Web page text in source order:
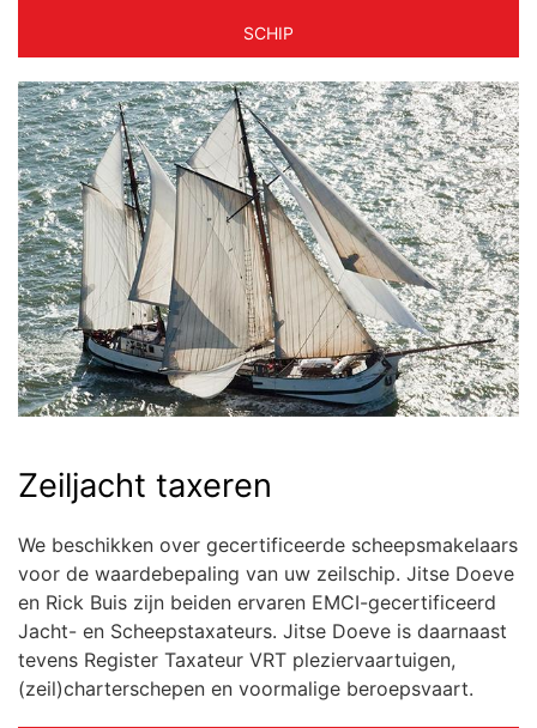
SCHIP
Zeiljacht taxeren
We beschikken over gecertificeerde scheepsmakelaars
voor de waardebepaling van uw zeilschip. Jitse Doeve
en Rick Buis zijn beiden ervaren EMCI-gecertificeerd
Jacht- en Scheepstaxateurs. Jitse Doeve is daarnaast
tevens Register Taxateur VRT pleziervaartuigen,
(zeil)charterschepen en voormalige beroepsvaart.